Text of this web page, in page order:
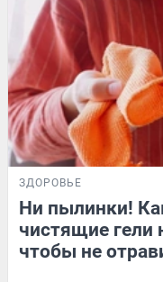
ЗДОРОВЬЕ
Ни пылинки!
чистящие гели
чтобы не